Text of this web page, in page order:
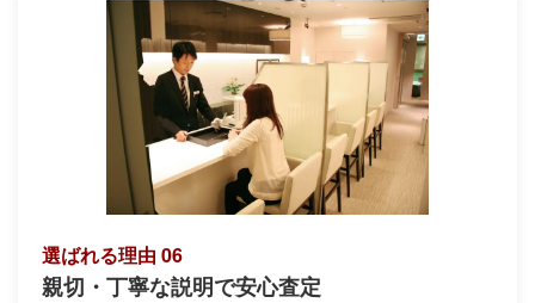
選ばれる理由 06
親切・丁寧な説明で安心査定